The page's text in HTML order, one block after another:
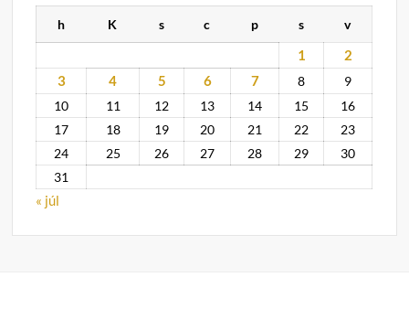
h K s c p s v
1
2
3
4 5 6 7 8
9
10
11 12 13 14 15
16
17
18 19 20 21 22
23
24
25 26 27 28 29
30
31
« júl